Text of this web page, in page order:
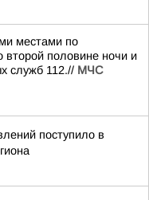
местами по
второй половине ночи и
служб 112.// МЧС
поступило в